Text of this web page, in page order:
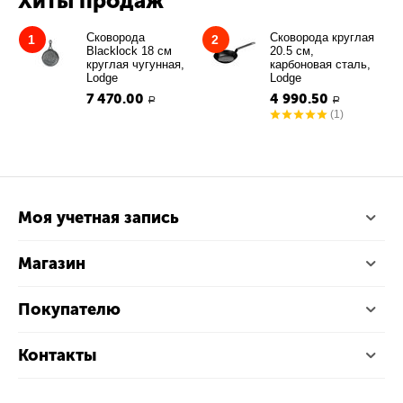
1
Сковорода
Blacklock 18 см
круглая чугунная,
Lodge
7 470.00 Р
2
Сковорода круглая
20.5 см,
карбоновая сталь,
Lodge
4 990.50 Р
(1)
Моя учетная запись
Магазин
Покупателю
Контакты